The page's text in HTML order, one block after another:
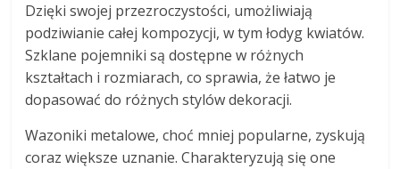
Dzięki swojej przezroczystości, umożliwiają
podziwianie całej kompozycji, w tym łodyg kwiatów.
Szklane pojemniki są dostępne w różnych
kształtach i rozmiarach, co sprawia, że łatwo je
dopasować do różnych stylów dekoracji.
Wazoniki metalowe, choć mniej popularne, zyskują
coraz większe uznanie. Charakteryzują się one